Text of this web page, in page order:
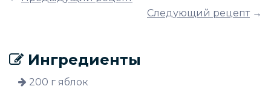
Следующий рецепт→
Ингредиенты
200 г яблок